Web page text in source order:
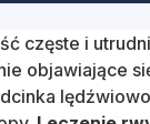
częste i
objawiające